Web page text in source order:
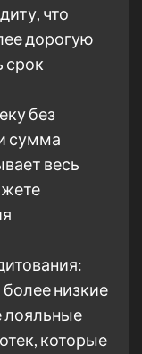
что
дорогую
срок
без
сумма
весь
низкие
лояльные
которые